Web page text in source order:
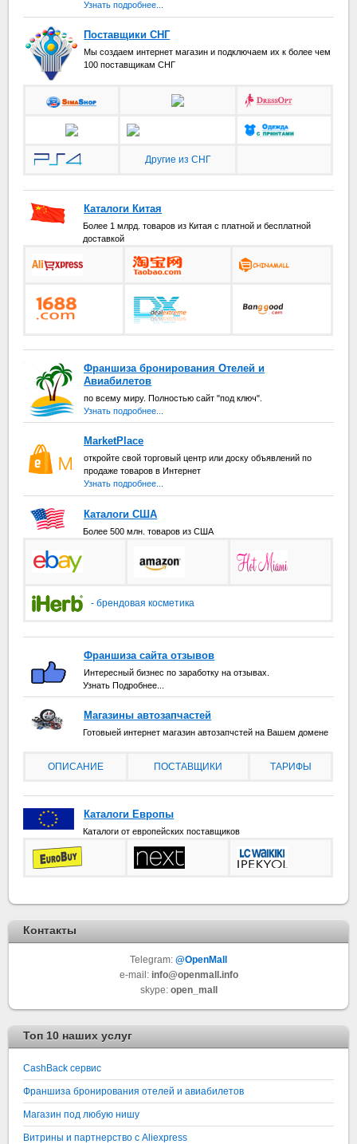
Узнать подробнее...
Поставщики СНГ
Мы создаем интернет магазин и подключаем их к более чем
100 поставщикам СНГ
Другие из СНГ
Каталоги Китая
Более 1 млрд. товаров из Китая с платной и бесплатной
доставкой
Франшиза бронирования Отелей и
Авиабилетов
по всему миру. Полностью сайт "под ключ".
Узнать подробнее...
MarketPlace
откройте свой торговый центр или доску объявлений по
продаже товаров в Интернет
Узнать подробнее...
Каталоги США
Более 500 млн. товаров из США
- брендовая косметика
Франшиза сайта отзывов
Интересный бизнес по заработку на отзывах.
Узнать Подробнее...
Магазины автозапчастей
Готовыей интернет магазин автозапчстей на Вашем домене
ОПИСАНИЕ ПОСТАВЩИКИ ТАРИФЫ
Каталоги Европы
Каталоги от европейских поставщиков
Контакты
Telegram: @OpenMall
e-mail: info@openmall.info
skype: open_mall
Топ 10 наших услуг
СashBack сервис
Франшиза бронирования отелей и авиабилетов
Магазин под любую нишу
Витрины и партнерство с Aliexpress